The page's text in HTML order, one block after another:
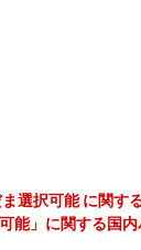
選択可能 に関す
能」に関する国